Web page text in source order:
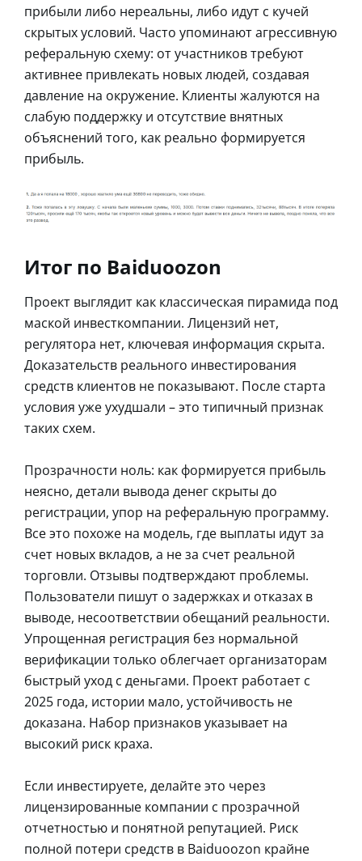
прибыли либо нереальны, либо идут с кучей
скрытых условий. Часто упоминают агрессивную
реферальную схему: от участников требуют
активнее привлекать новых людей, создавая
давление на окружение. Клиенты жалуются на
слабую поддержку и отсутствие внятных
объяснений того, как реально формируется
прибыль.
Итог по Baiduoozon
Проект выглядит как классическая пирамида под
маской инвесткомпании. Лицензий нет,
регулятора нет, ключевая информация скрыта.
Доказательств реального инвестирования
средств клиентов не показывают. После старта
условия уже ухудшали – это типичный признак
таких схем.
Прозрачности ноль: как формируется прибыль
неясно, детали вывода денег скрыты до
регистрации, упор на реферальную программу.
Все это похоже на модель, где выплаты идут за
счет новых вкладов, а не за счет реальной
торговли. Отзывы подтверждают проблемы.
Пользователи пишут о задержках и отказах в
выводе, несоответствии обещаний реальности.
Упрощенная регистрация без нормальной
верификации только облегчает организаторам
быстрый уход с деньгами. Проект работает с
2025 года, истории мало, устойчивость не
доказана. Набор признаков указывает на
высокий риск краха.
Если инвестируете, делайте это через
лицензированные компании с прозрачной
отчетностью и понятной репутацией. Риск
полной потери средств в Baiduoozon крайне